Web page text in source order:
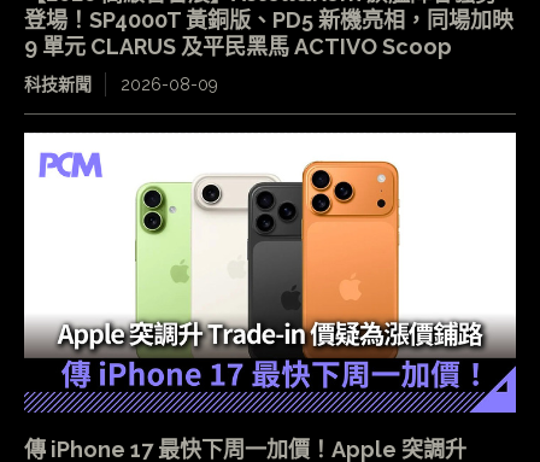
登場！SP4000T 黃銅版、PD5 新機亮相，同場加映
9 單元 CLARUS 及平民黑馬 ACTIVO Scoop
科技新聞 2026-08-09
傳 iPhone 17 最快下周一加價！Apple 突調升